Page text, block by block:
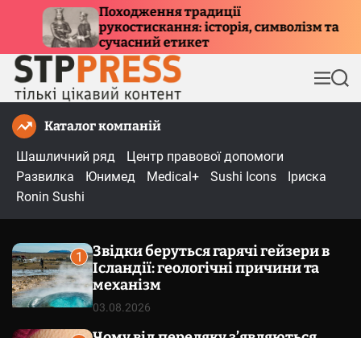
символізм та
Куди летять птахи
причини міграції та
М
е
П
о
Каталог компаній
Шашличний ряд
Центр правової допомоги
Развилка
Юнимед Medical+ Sushi Icons
Іриска
Ronin Sushi
1
Звідки беруться гарячі гейзери в
Ісландії: геологічні причини та
механізм
03.08.2026